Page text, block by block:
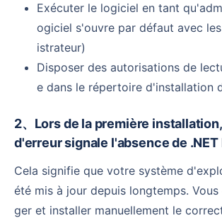
Exécuter le logiciel en tant
ogiciel s'ouvre par défaut avec
istrateur)
Disposer des autorisations de
e dans le répertoire d'installation
2、Lors de la première installation, un message
d'erreur signale l'absence de
Cela signifie que votre système d'exploitation n'a pas
été mis à jour depuis longtemps.
ger et installer manuellement le